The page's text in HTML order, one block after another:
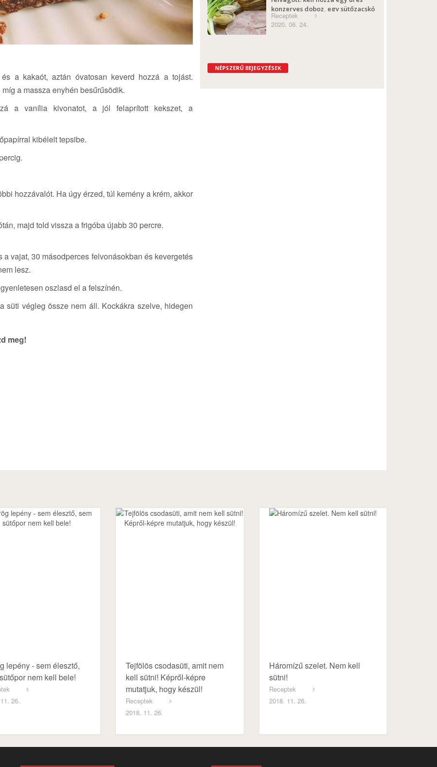
a kakaót, aztán óvatosan keverd hozzá a tojást.
a massza enyhén besűrűsödik.
a vanília kivonatot, a jól felaprított kekszet, a
kibélelt tepsibe.
hozzávalót. Ha úgy érzed, túl kemény a krém, akkor
majd told vissza a frigóba újabb 30 percre.
vajat, 30 másodperces felvonásokban és kevergetés
lesz.
oszlasd el a felszínén.
süti végleg össze nem áll. Kockákra szelve, hidegen
meg!
konzerves doboz, egy sütőzacskó
és hús
Receptek
2020. 06. 24.
NÉPSZERŰ BEJEGYZÉSEK
lepény - sem élesztő,
nem kell bele!
26.
Tejfölös csodasüti, amit nem
kell sütni! Képről-képre
mutatjuk, hogy készül!
Receptek
2018. 11. 26.
Háromízű szelet. Nem kell
sütni!
Receptek
2018. 11. 26.